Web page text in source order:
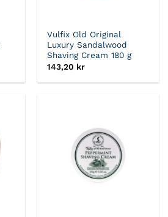
Vulfix Old Original
Luxury Sandalwood
Shaving Cream 180 g
143,20 kr